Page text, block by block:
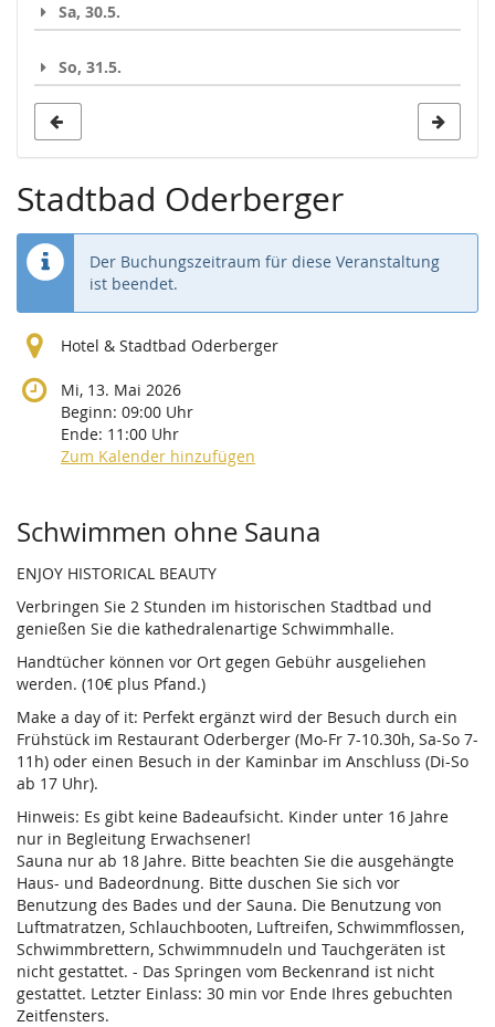
Sa, 30.5.
So, 31.5.
Stadtbad Oderberger
Der Buchungszeitraum für diese Veranstaltung
ist beendet.
Hotel & Stadtbad Oderberger
Mi, 13. Mai 2026
Beginn: 09:00 Uhr
Ende: 11:00 Uhr
Zum Kalender hinzufügen
Produkte
Schwimmen ohne Sauna
ENJOY HISTORICAL BEAUTY
Verbringen Sie 2 Stunden im historischen Stadtbad und
genießen Sie die kathedralenartige Schwimmhalle.
Handtücher können vor Ort gegen Gebühr ausgeliehen
werden. (10€ plus Pfand.)
Make a day of it: Perfekt ergänzt wird der Besuch durch ein
Frühstück im Restaurant Oderberger (Mo-Fr 7-10.30h, Sa-So 7-
11h) oder einen Besuch in der Kaminbar im Anschluss (Di-So
ab 17 Uhr).
Hinweis: Es gibt keine Badeaufsicht. Kinder unter 16 Jahre
nur in Begleitung Erwachsener!
Sauna nur ab 18 Jahre. Bitte beachten Sie die ausgehängte
Haus- und Badeordnung. Bitte duschen Sie sich vor
Benutzung des Bades und der Sauna. Die Benutzung von
Luftmatratzen, Schlauchbooten, Luftreifen, Schwimmflossen,
Schwimmbrettern, Schwimmnudeln und Tauchgeräten ist
nicht gestattet. - Das Springen vom Beckenrand ist nicht
gestattet. Letzter Einlass: 30 min vor Ende Ihres gebuchten
Zeitfensters.